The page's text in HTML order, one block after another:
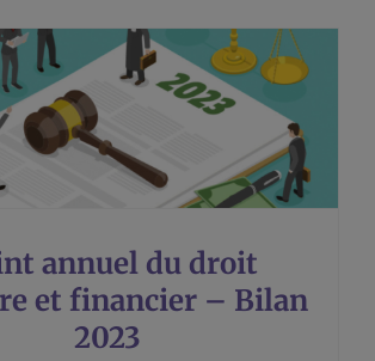
annuel du droit
et financier – Bilan
2023